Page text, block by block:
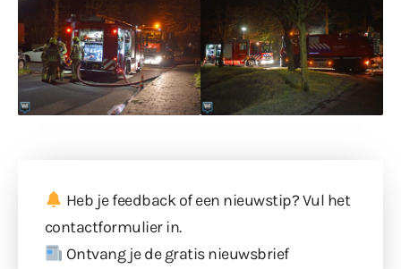
Heb je feedback of een nieuwstip? Vul het
contactformulierin.
Ontvang je de gratis nieuwsbrief